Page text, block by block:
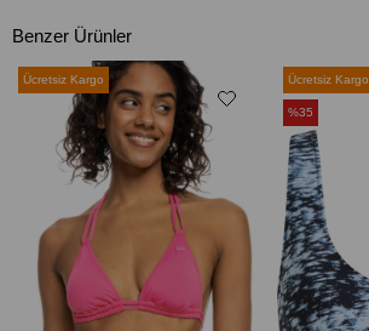
Benzer Ürünler
Ücretsiz Kargo Ücretsiz Kargo
%35